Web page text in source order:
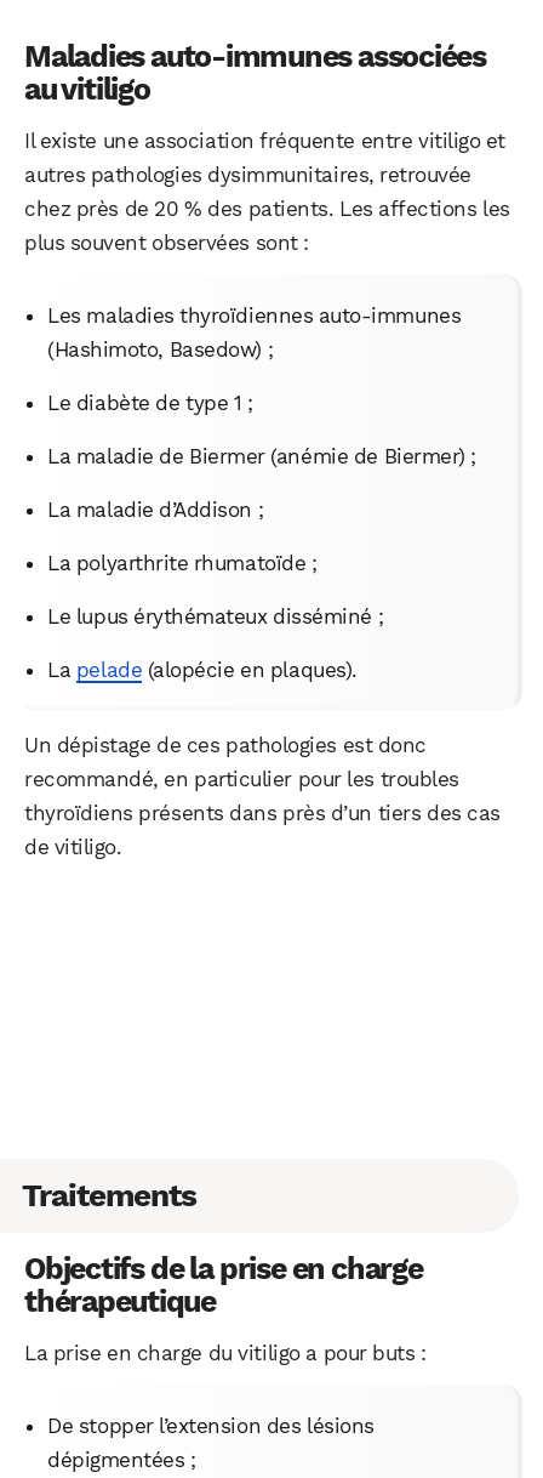
Maladies auto-immunes associées
au vitiligo
Il existe une association fréquente entre vitiligo et
autres pathologies dysimmunitaires, retrouvée
chez près de 20 % des patients. Les affections les
plus souvent observées sont :
Les maladies thyroïdiennes auto-immunes
(Hashimoto, Basedow) ;
Le diabète de type 1 ;
La maladie de Biermer (anémie de Biermer) ;
La maladie d’Addison ;
La polyarthrite rhumatoïde ;
Le lupus érythémateux disséminé ;
La pelade (alopécie en plaques).
Un dépistage de ces pathologies est donc
recommandé, en particulier pour les troubles
thyroïdiens présents dans près d’un tiers des cas
de vitiligo.
Traitements
Objectifs de la prise en charge
thérapeutique
La prise en charge du vitiligo a pour buts :
De stopper l’extension des lésions
dépigmentées ;